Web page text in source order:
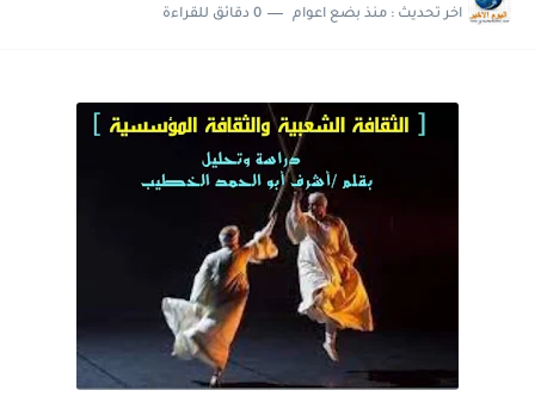
اخر تحديث : منذ بضع اعوام 0 دقائق للقراءة